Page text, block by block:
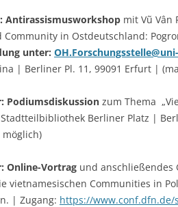
Antirassismusworkshop mit Vũ Vân
in Ostdeutschland:
unter:
| Berliner Pl. 11, 99091 Erfurt |
Podiumsdiskussion zum Thema
Berliner Platz |
Online-Vortrag und anschließendes
vietnamesischen Communities in
| Zugang: https://